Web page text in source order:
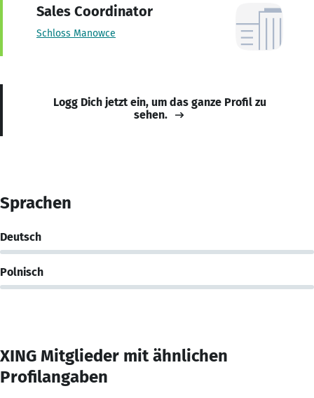
Sales Coordinator
Schloss Manowce
Logg Dich jetzt ein, um das ganze Profil zu
sehen.
Sprachen
Deutsch
Polnisch
XING Mitglieder mit ähnlichen
Profilangaben